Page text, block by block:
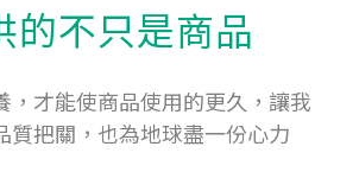
的不只是商品
，才能使商品使用的更久，讓我
質把關，也為地球盡一份心力